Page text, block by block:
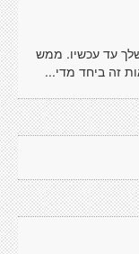
עד עכשיו. ממש
זה ביחד מדי...